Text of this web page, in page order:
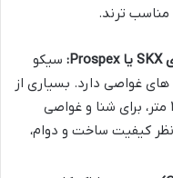
ترند.
سیکو
غواصی دارد. بسیاری از
مدل های Prospex با مقاومت ۲۰۰ متر، برای شنا و غواصی
کیفیت ساخت و دوام،